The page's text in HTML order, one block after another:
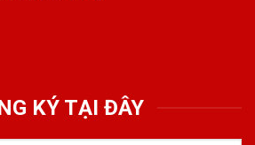
KÝ TẠI ĐÂY